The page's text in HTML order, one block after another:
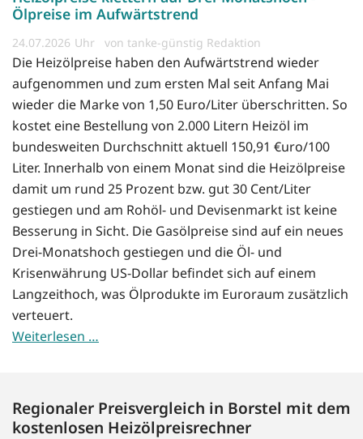
Ölpreise im Aufwärtstrend
24.07.2026 von tanke-günstig Redaktion
Die Heizölpreise haben den Aufwärtstrend wieder
aufgenommen und zum ersten Mal seit Anfang Mai
wieder die Marke von 1,50 Euro/Liter überschritten. So
kostet eine Bestellung von 2.000 Litern Heizöl im
bundesweiten Durchschnitt aktuell 150,91 €uro/100
Liter. Innerhalb von einem Monat sind die Heizölpreise
damit um rund 25 Prozent bzw. gut 30 Cent/Liter
gestiegen und am Rohöl- und Devisenmarkt ist keine
Besserung in Sicht. Die Gasölpreise sind auf ein neues
Drei-Monatshoch gestiegen und die Öl- und
Krisenwährung US-Dollar befindet sich auf einem
Langzeithoch, was Ölprodukte im Euroraum zusätzlich
verteuert.
Weiterlesen …
Regionaler Preisvergleich in Borstel mit dem
kostenlosen Heizölpreisrechner